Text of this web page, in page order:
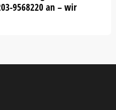
9568220 an – wir